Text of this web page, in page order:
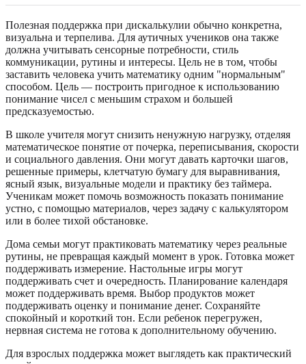
Полезная поддержка при дискалькулии обычно конкретна,
визуальна и терпелива. Для аутичных учеников она также
должна учитывать сенсорные потребности, стиль
коммуникации, рутины и интересы. Цель не в том, чтобы
заставить человека учить математику одним "нормальным"
способом. Цель — построить пригодное к использованию
понимание чисел с меньшим страхом и большей
предсказуемостью.
В школе учителя могут снизить ненужную нагрузку, отделяя
математическое понятие от почерка, переписывания, скорости
и социального давления. Они могут давать карточки шагов,
решенные примеры, клетчатую бумагу для выравнивания,
ясный язык, визуальные модели и практику без таймера.
Ученикам может помочь возможность показать понимание
устно, с помощью материалов, через задачу с калькулятором
или в более тихой обстановке.
Дома семьи могут практиковать математику через реальные
рутины, не превращая каждый момент в урок. Готовка может
поддерживать измерение. Настольные игры могут
поддерживать счет и очередность. Планирование календаря
может поддерживать время. Выбор продуктов может
поддерживать оценку и понимание денег. Сохраняйте
спокойный и короткий тон. Если ребенок перегружен,
нервная система не готова к дополнительному обучению.
Для взрослых поддержка может выглядеть как практический